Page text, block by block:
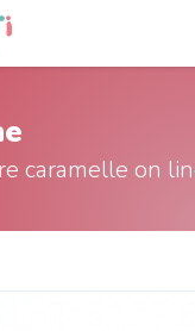
caramelle on